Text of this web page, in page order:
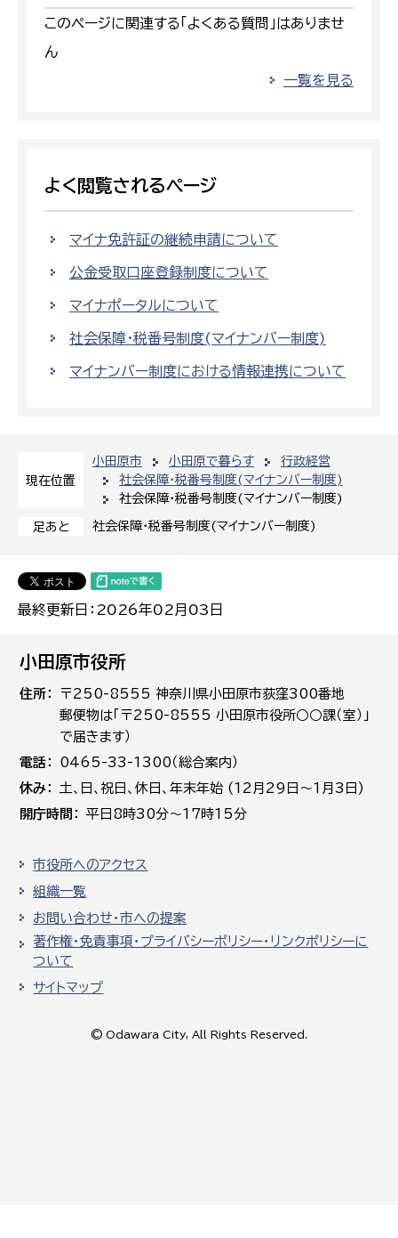
現在位置
小田原市 小田原で暮らす
行政経営
社会保障・税番号制度(マイナンバー制度)
社会保障・税番号制度(マイナンバー制度)
足あと 社会保障・税番号制度(マイナンバー制度)
最終更新日：2026年02月03日
このページに関連する「よくある質問」はありませ
ん
一覧を見る
よく閲覧されるページ
マイナ免許証の継続申請について
公金受取口座登録制度について
マイナポータルについて
社会保障・税番号制度(マイナンバー制度)
マイナンバー制度における情報連携について
小田原市役所
住所
〒250-8555 神奈川県小田原市荻窪300番地
郵便物は「〒250-8555 小田原市役所○○課（室）」
で届きます）
電話
0465-33-1300（総合案内）
休み
土､日､祝日、休日、年末年始 (12月29日～1月3日)
開庁時間
平日8時30分～17時15分
市役所へのアクセス
組織一覧
お問い合わせ・市への提案
著作権・免責事項・プライバシーポリシー・リンクポリシーに
ついて
サイトマップ
© Odawara City, All Rights Reserved.